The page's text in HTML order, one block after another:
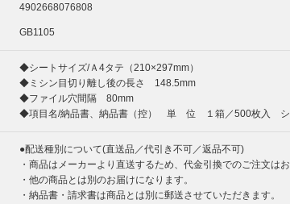
4902668076808
GB1105
◆シートサイズ/Ａ4タテ（210×297mm）
◆ミシン目切り離し後の長さ 148.5mm
◆ファイル穴間隔 80mm
◆項目名/納品書、納品書（控） 単 位 １箱／500枚入 シ
●配送種別について(直送品／代引き不可／返品不可)
・商品はメーカーより直送するため、代金引換でのご注文は
・他の商品とは別のお届けになります。
・納品書・請求書は商品とは別に郵送させていただきます。